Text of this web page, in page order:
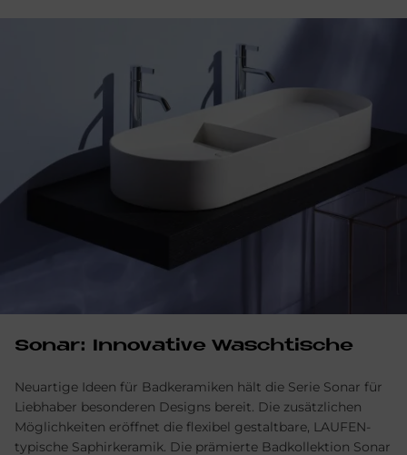
Sonar: Innovative Waschtische
Neuartige Ideen für Badkeramiken hält die Serie Sonar für
Liebhaber besonderen Designs bereit. Die zusätzlichen
Möglichkeiten eröffnet die flexibel gestaltbare, LAUFEN-
typische Saphirkeramik. Die prämierte Badkollektion Sonar